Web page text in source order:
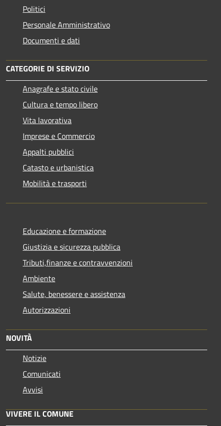
Politici
Personale Amministrativo
Documenti e dati
CATEGORIE DI SERVIZIO
Anagrafe e stato civile
Cultura e tempo libero
Vita lavorativa
Imprese e Commercio
Appalti pubblici
Catasto e urbanistica
Mobilità e trasporti
Educazione e formazione
Giustizia e sicurezza pubblica
Tributi,finanze e contravvenzioni
Ambiente
Salute, benessere e assistenza
Autorizzazioni
NOVITÀ
Notizie
Comunicati
Avvisi
VIVERE IL COMUNE